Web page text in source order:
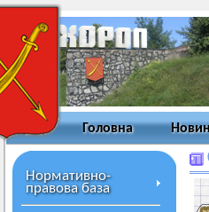
Головна
Нормативно-
правова база